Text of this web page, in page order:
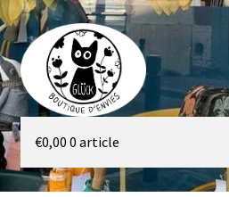
Aller
à
la
navigation
Aller
au
contenu
Galerie
Boutique
€0,00 0 article